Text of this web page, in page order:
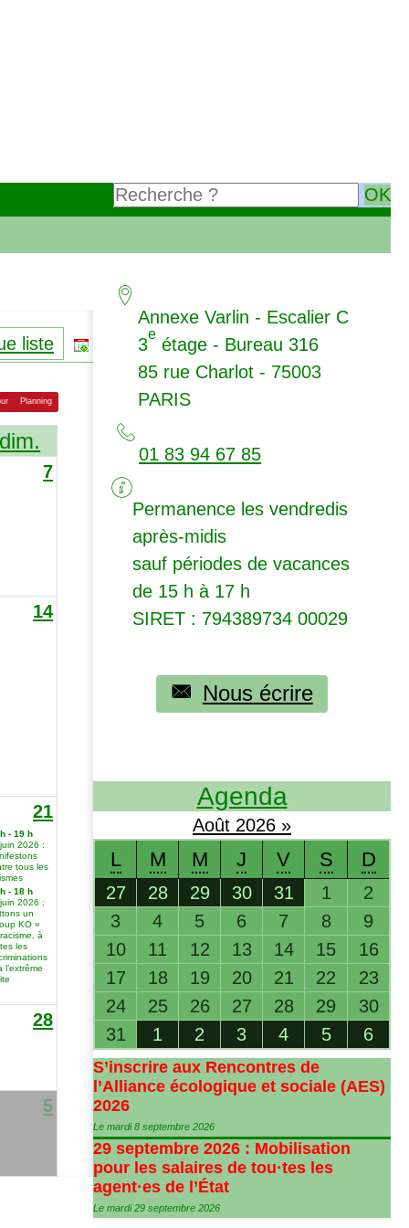
liste
Planning
dim.
7
14
21
- 19 h
2026 :
tous les
- 18 h
2026 :
un
KO »
à
les
l’extrême
28
5
Annexe Varlin - Escalier C
3
e
étage - Bureau 316
85 rue Charlot - 75003
PARIS
01 83 94 67 85
Permanence les vendredis
après-midis
sauf périodes de vacances
de 15 h à 17 h
SIRET : 794389734 00029
Nous écrire
Agenda
Août 2026 »
L M M J V S D
27 28 29 30 31 1
2
3
4 5 6 7 8
9
10
11 12 13 14 15
16
17
18 19 20 21 22
23
24
25 26 27 28 29
30
31
1 2 3 4 5 6
S’inscrire aux Rencontres de
l’Alliance écologique et sociale (AES)
2026
Le mardi 8 septembre 2026
29 septembre 2026 : Mobilisation
pour les salaires de tou·tes les
agent·es de l’État
Le mardi 29 septembre 2026